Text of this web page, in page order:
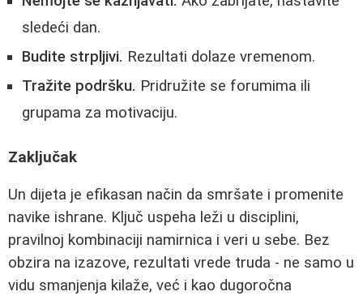
sledeći dan.
Budite strpljivi. Rezultati dolaze vremenom.
Tražite podršku. Pridružite se forumima ili
grupama za motivaciju.
Zaključak
Un dijeta je efikasan način da smršate i promenite
navike ishrane. Ključ uspeha leži u disciplini,
pravilnoj kombinaciji namirnica i veri u sebe. Bez
obzira na izazove, rezultati vrede truda - ne samo u
vidu smanjenja kilaže, već i kao dugoročna